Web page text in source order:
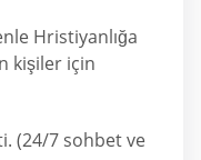
Hristiyanlığa
kişiler için
(24/7 sohbet ve